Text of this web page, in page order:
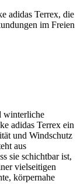
adidas Terrex, die
im Freien
winterliche
adidas Terrex ein
und Windschutz
aus
sie schichtbar ist,
vielseitigen
körpernahe